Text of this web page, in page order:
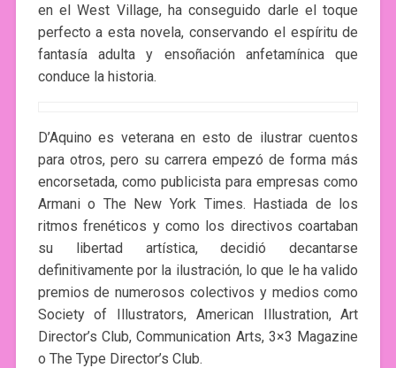
en el West Village, ha conseguido darle el toque
perfecto a esta novela, conservando el espíritu de
fantasía adulta y ensoñación anfetamínica que
conduce la historia.
D’Aquino es veterana en esto de ilustrar cuentos
para otros, pero su carrera empezó de forma más
encorsetada, como publicista para empresas como
Armani o The New York Times. Hastiada de los
ritmos frenéticos y como los directivos coartaban
su libertad artística, decidió decantarse
definitivamente por la ilustración, lo que le ha valido
premios de numerosos colectivos y medios como
Society of Illustrators, American Illustration, Art
Director’s Club, Communication Arts, 3×3 Magazine
o The Type Director’s Club.